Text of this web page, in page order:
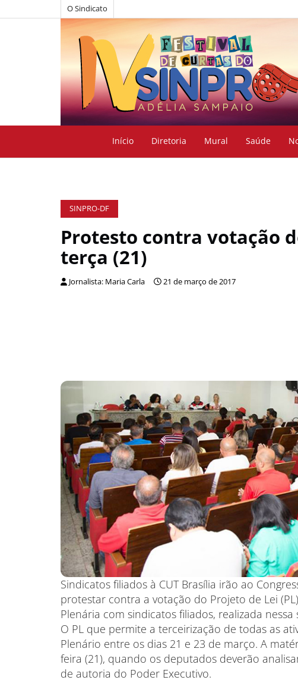
O Sindicato
Início Diretoria Mural Saúde
SINPRO-DF
Protesto contra votação
terça (21)
Jornalista: Maria Carla 21 de março de 2017
Sindicatos filiados à CUT Brasília irão ao
protestar contra a votação do Projeto de Lei
Plenária com sindicatos filiados, realizada
O PL que permite a terceirização de todas as
Plenário entre os dias 21 e 23 de março. A
feira (21), quando os deputados deverão
de autoria do Poder Executivo.